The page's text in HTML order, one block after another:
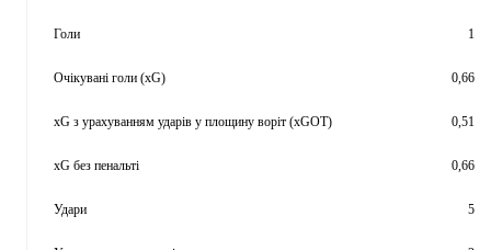
Голи 1
Очікувані голи (xG) 0,66
xG з урахуванням ударів у площину воріт (xGOT) 0,51
xG без пенальті 0,66
Удари 5